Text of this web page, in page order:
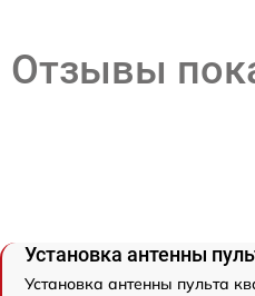
Отзывы
Установка антенны
Установка антенны пульта